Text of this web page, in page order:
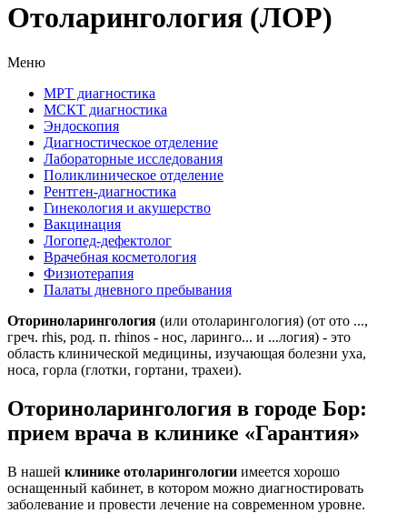
Отоларингология (ЛОР)
Меню
МРТ диагностика
МСКТ диагностика
Эндоскопия
Диагностическое отделение
Лабораторные исследования
Поликлиническое отделение
Рентген-диагностика
Гинекология и акушерство
Вакцинация
Логопед-дефектолог
Врачебная косметология
Физиотерапия
Палаты дневного пребывания
Оториноларингология (или отоларингология) (от ото ...,
греч. rhis, род. п. rhinos - нос, ларинго... и ...логия) - это
область клинической медицины, изучающая болезни уха,
носа, горла (глотки, гортани, трахеи).
Оториноларингология в городе Бор:
прием врача в клинике «Гарантия»
В нашей клинике отоларингологии имеется хорошо
оснащенный кабинет, в котором можно диагностировать
заболевание и провести лечение на современном уровне.